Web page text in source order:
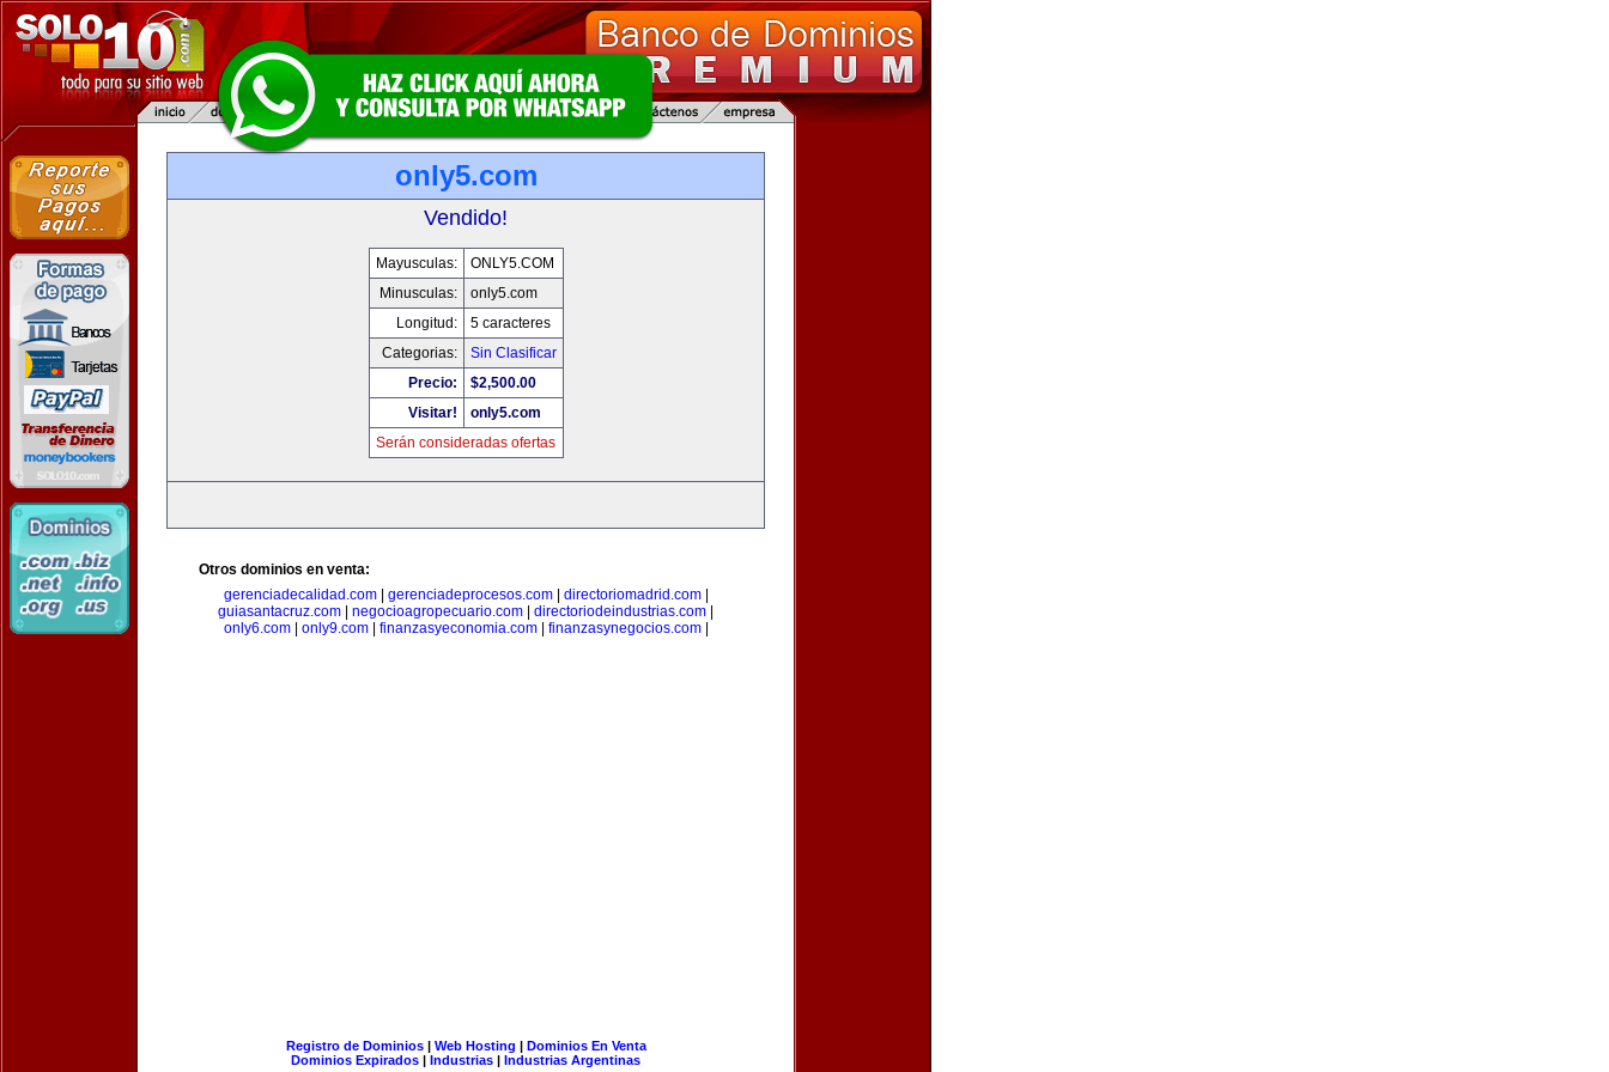
only5.com
Vendido!
Mayusculas:
ONLY5.COM
Minusculas:
only5.com
Longitud:
5 caracteres
Categorias:
Sin Clasificar
Precio:
$2,500.00
Visitar!
only5.com
Serán consideradas ofertas
Otros dominios en venta:
gerenciadecalidad.com| gerenciadeprocesos.com| directoriomadrid.com|
guiasantacruz.com
negocioagropecuario.com directoriodeindustrias.com
only6.com| only9.com| finanzasyeconomia.com| finanzasynegocios.com|
Registro de Dominios| Web Hosting | Dominios En Venta
Dominios Expirados | Industrias | Industrias Argentinas